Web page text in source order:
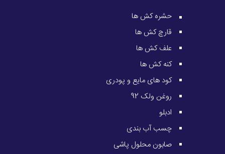
حشره کش ها
قارچ کش ها
علف کش ها
کنه کش ها
کود های مایع و پودری
روغن ولک 92
ادبلو
چسب آب بندی
صابون محلول پاشی